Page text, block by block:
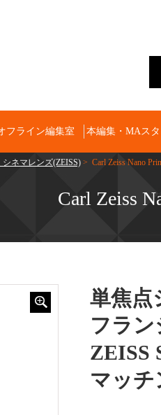
フライン編集室 本編集・MAス
シネマレンズ(ZEISS) > Carl Zeiss Nano
Carl Zeiss
単焦点
フラン
ZEISS
マッチ